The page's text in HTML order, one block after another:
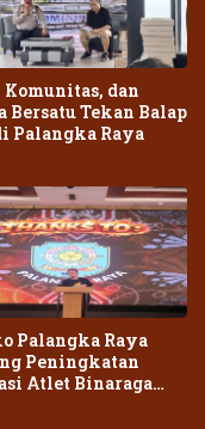
dan
Bersatu Tekan Balap
Palangka Raya
Palangka Raya
Peningkatan
Atlet Binaraga